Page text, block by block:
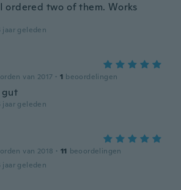
ordered two of them. Works
jaar geleden
van 2017 · 1 beoordelingen
gut
jaar geleden
van 2018 · 11 beoordelingen
jaar geleden